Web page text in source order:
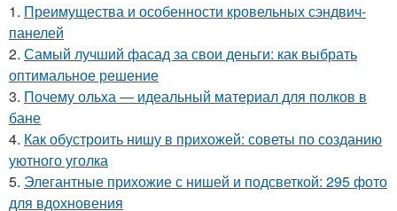
1. Преимущества и особенности кровельных сэндвич-
панелей
2. Самый лучший фасад за свои деньги: как выбрать
оптимальное решение
3. Почему ольха — идеальный материал для полков в
бане
4. Как обустроить нишу в прихожей: советы по созданию
уютного уголка
5. Элегантные прихожие с нишей и подсветкой: 295 фото
для вдохновения